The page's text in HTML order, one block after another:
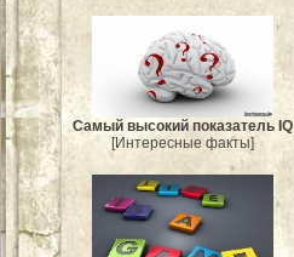
Самый высокий показатель IQ
[Интересные факты]